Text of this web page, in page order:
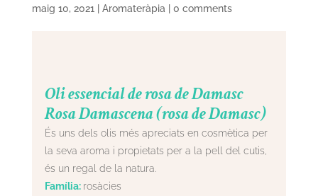
maig 10, 2021 Aromateràpia 0 comments
Oli essencial de rosa de Damasc
Rosa Damascena (rosa de Damasc)
És uns dels olis més apreciats en cosmètica per
la seva aroma i propietats per a la pell del cutis,
és un regal de la natura.
Família: rosàcies